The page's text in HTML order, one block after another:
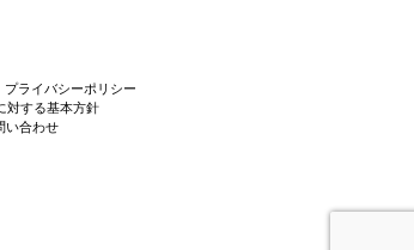
プライバシーポリシー
対する基本方針
い合わせ